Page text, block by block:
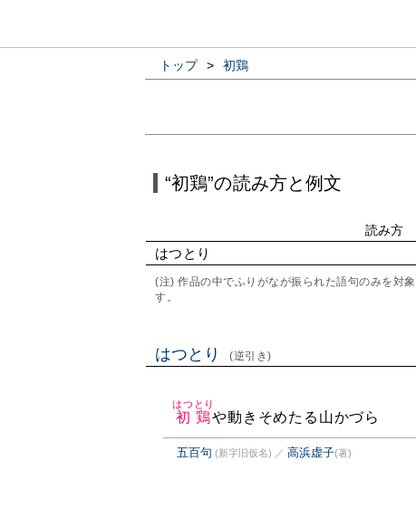
トップ > 初鶏
“初鶏”の読み方と例文
読み方
はつとり
(注) 作品の中でふりがなが振られた語句のみを対
す。
はつとり (逆引き)
初鶏
はつとり
や動きそめたる山かづら
五百句 (新字旧仮名) ／ 高浜虚子(著)